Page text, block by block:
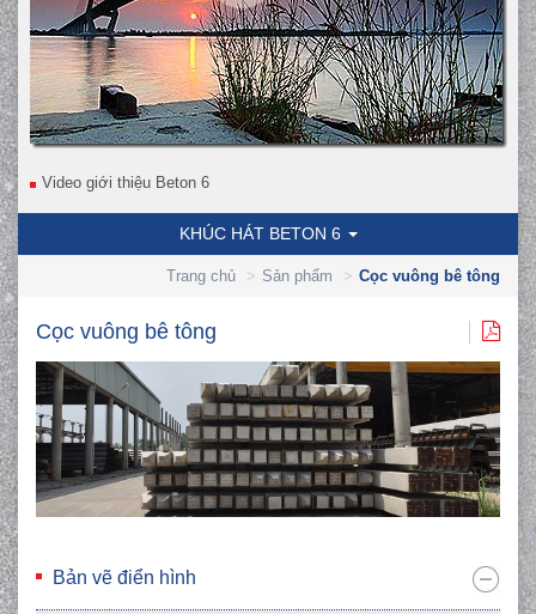
Video giới thiệu Beton 6
KHÚC HÁT BETON 6
Trang chủ Sản phẩm Cọc vuông bê tông
Cọc vuông bê tông
Bản vẽ điển hình